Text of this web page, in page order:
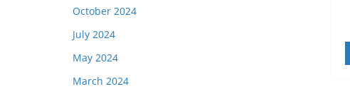
October 2024
July 2024
May 2024
March 2024